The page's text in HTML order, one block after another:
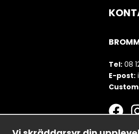
Tel: 08
E-post: